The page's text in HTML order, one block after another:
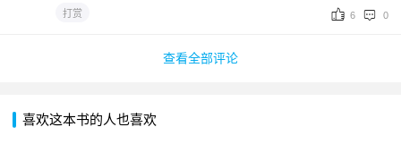
6 0
打赏
查看全部评论
喜欢这本书的人也喜欢